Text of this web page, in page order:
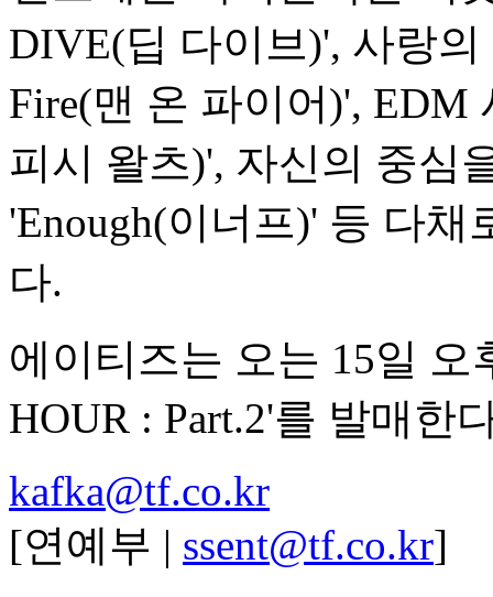
DIVE(딥 다이브)', 사랑
Fire(맨 온 파이어)', EDM
피시 왈츠)', 자신의 중심
'Enough(이너프)' 등 다
다.
에이티즈는 오는 15일 오
HOUR : Part.2'를 발매한
kafka@tf.co.kr
[연예부 | ssent@tf.co.kr]